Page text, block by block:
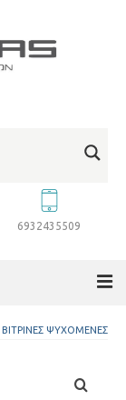
6932435509
ΒΙΤΡΊΝΕΣ ΨΥΧΌΜΕΝΕΣ